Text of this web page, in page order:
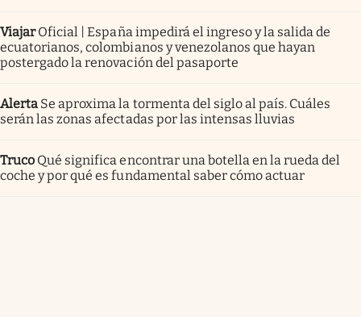
Viajar Oficial | España impedirá el ingreso y la salida de
ecuatorianos, colombianos y venezolanos que hayan
postergado la renovación del pasaporte
Alerta Se aproxima la tormenta del siglo al país. Cuáles
serán las zonas afectadas por las intensas lluvias
Truco Qué significa encontrar una botella en la rueda del
coche y por qué es fundamental saber cómo actuar